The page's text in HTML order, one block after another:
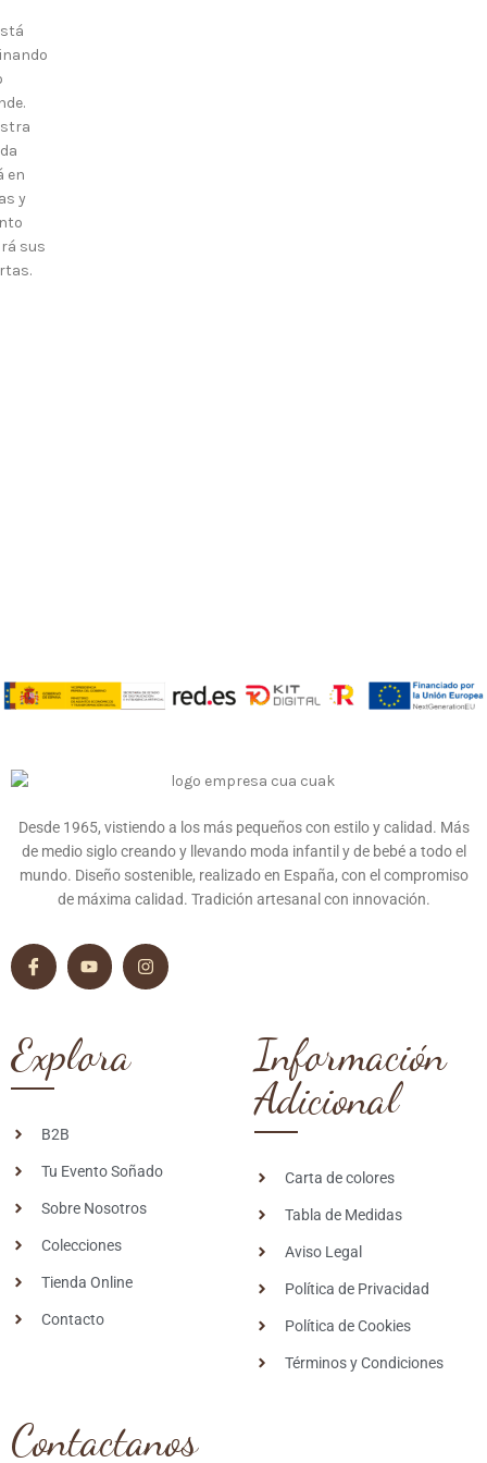
en
y
sus
Desde 1965, vistiendo a los más pequeños con estilo y calidad. Más
de medio siglo creando y llevando moda infantil y de bebé a todo el
mundo. Diseño sostenible, realizado en España, con el compromiso
de máxima calidad. Tradición artesanal con innovación.
Explora
B2B
Tu Evento Soñado
Sobre Nosotros
Colecciones
Tienda Online
Contacto
Información
Adicional
Carta de colores
Tabla de Medidas
Aviso Legal
Política de Privacidad
Política de Cookies
Términos y Condiciones
Contactanos